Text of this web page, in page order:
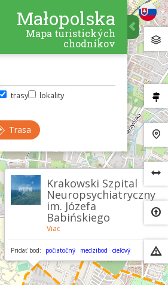
Krakowski Szpital
Neuropsychiatryczny
im. Józefa
Babińskiego
Viac
Pridať bod: počiatočný medzibod cieľový
Małopolska
Mapa turistických
chodníkov
trasy lokality
Trasa